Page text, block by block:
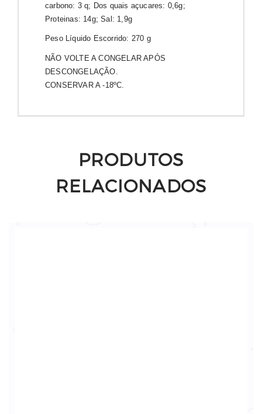
carbono: 3 q; Dos quais açucares: 0,6g;
Proteinas: 14g; Sal: 1,9g
Peso Líquido Escorrido: 270 g
NÃO VOLTE A CONGELAR APÓS
DESCONGELAÇÃO.
CONSERVAR A -18ºC.
PRODUTOS
RELACIONADOS